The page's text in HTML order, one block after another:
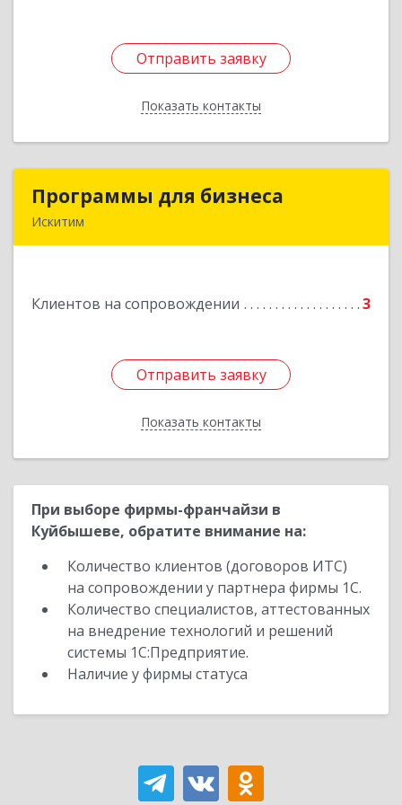
Отправить заявку
Показать контакты
Отправить заявку
Назад
Программы для бизнеса
Искитим
Клиентов на сопровождении 3
Отправить заявку
Показать контакты
Программы для бизнеса
Отправить заявку
Назад
При выборе фирмы-франчайзи в
Куйбышеве, обратите внимание на:
Количество клиентов (договоров ИТС)
на сопровождении у партнера фирмы 1С.
Количество специалистов, аттестованных
на внедрение технологий и решений
системы 1С:Предприятие.
Наличие у фирмы статуса